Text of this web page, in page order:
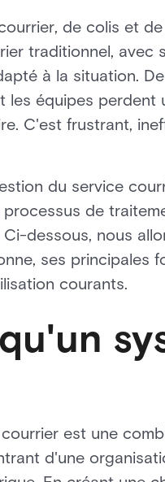
de colis et
traditionnel,
à la situation.
les équipes
C'est frustrant,
du service
de
dessous, nous
ses principales
courants.
est une
d'une